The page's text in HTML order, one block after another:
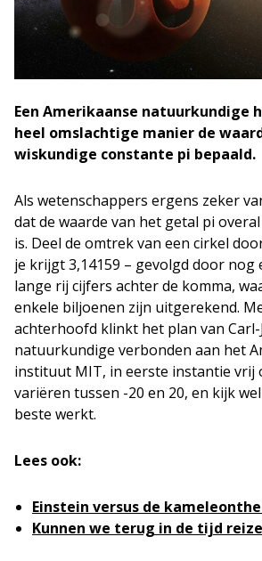
Een Amerikaanse natuurkundige
heel omslachtige manier de
wiskundige constante pi bepaald.
Als wetenschappers ergens zeker
dat de waarde van het getal pi
is. Deel de omtrek van een cirkel
je krijgt 3,14159 – gevolgd door nog
lange rij cijfers achter de komma,
enkele biljoenen zijn uitgerekend.
achterhoofd klinkt het plan van Carl-
natuurkundige verbonden aan het
instituut MIT, in eerste instantie vrij
variëren tussen -20 en 20, en kijk
beste werkt.
Lees ook:
Einstein versus de
Kunnen we terug in de tijd